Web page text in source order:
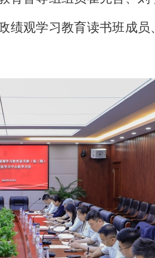
绩观学习教育读书班成